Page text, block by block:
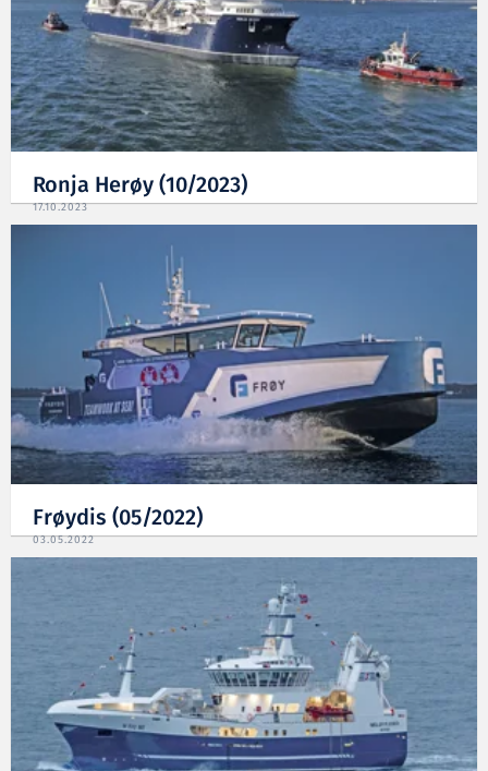
Ronja Herøy (10/2023)
17.10.2023
Frøydis (05/2022)
03.05.2022